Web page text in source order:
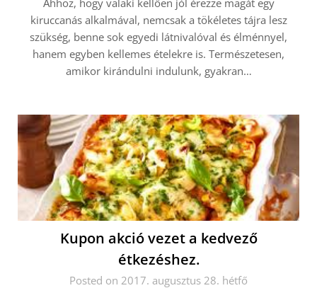
Ahhoz, hogy valaki kellően jól érezze magát egy
kiruccanás alkalmával, nemcsak a tökéletes tájra lesz
szükség, benne sok egyedi látnivalóval és élménnyel,
hanem egyben kellemes ételekre is. Természetesen,
amikor kirándulni indulunk, gyakran…
Kupon akció vezet a kedvező
étkezéshez.
Posted on 2017. augusztus 28. hétfő